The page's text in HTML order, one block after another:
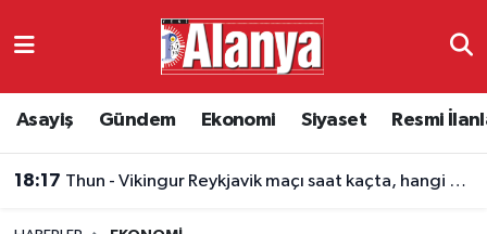
Asayiş Gündem Ekonomi Siyaset Resmi
18:17 Thun - Vikingur Reykjavik maçı saat kaçta, hangi kanalda?
Ekonomi
Antalya Namaz Vakitleri